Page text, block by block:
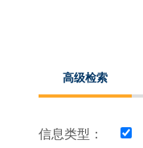
高级检索
信息类型：